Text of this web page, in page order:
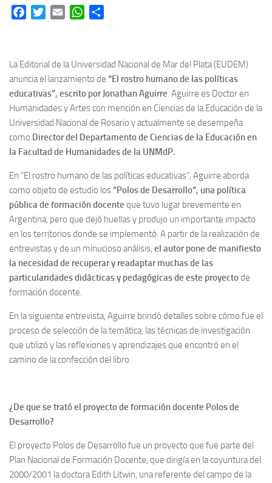
FacebookTwitterEmail WhatsApp
La Editorial de la Universidad Nacional de Mar del Plata (EUDEM)
anuncia el lanzamiento de “El rostro humano de las políticas
educativas”, escrito por Jonathan Aguirre. Aguirre es Doctor en
Humanidades y Artes con mención en Ciencias de la Educación de la
Universidad Nacional de Rosario y actualmente se desempeña
como Director del Departamento de Ciencias de la Educación en
la Facultad de Humanidades de la UNMdP.
En “El rostro humano de las políticas educativas”, Aguirre aborda
como objeto de estudio los“Polos de Desarrollo”, una política
pública de formación docente que tuvo lugar brevemente en
Argentina, pero que dejó huellas y produjo un importante impacto
en los territorios donde se implementó. A partir de la realización de
entrevistas y de un minucioso análisis, el autor pone de manifiesto
la necesidad de recuperar y readaptar muchas de las
particularidades didácticas y pedagógicas de este proyectode
formación docente.
En la siguiente entrevista, Aguirre brindó detalles sobre cómo fue el
proceso de selección de la temática, las técnicas de investigación
que utilizó y las reflexiones y aprendizajes que encontró en el
camino de la confección del libro.
¿De que se trató el proyecto de formación docente Polos de
Desarrollo?
El proyecto Polos de Desarrollo fue un proyecto que fue parte del
Plan Nacional de Formación Docente, que dirigía en la coyuntura del
2000/2001 la doctora Edith Litwin, una referente del campo de la